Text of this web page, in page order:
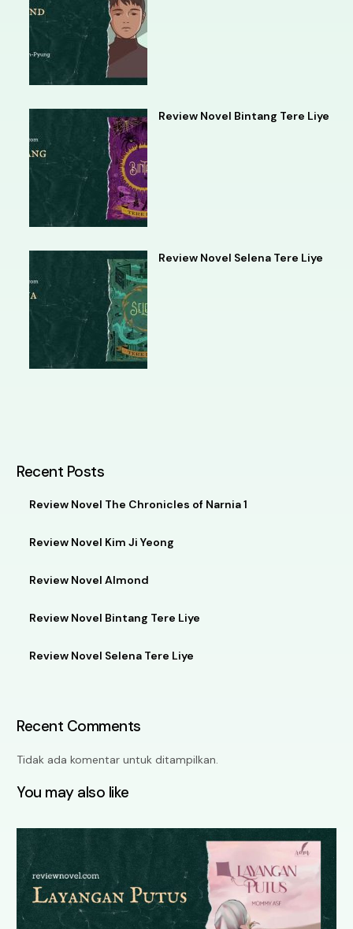
Review Novel Bintang Tere Liye
Review Novel Selena Tere Liye
Recent Posts
Review Novel The Chronicles of Narnia 1
Review Novel Kim Ji Yeong
Review Novel Almond
Review Novel Bintang Tere Liye
Review Novel Selena Tere Liye
Recent Comments
Tidak ada komentar untuk ditampilkan.
You may also like